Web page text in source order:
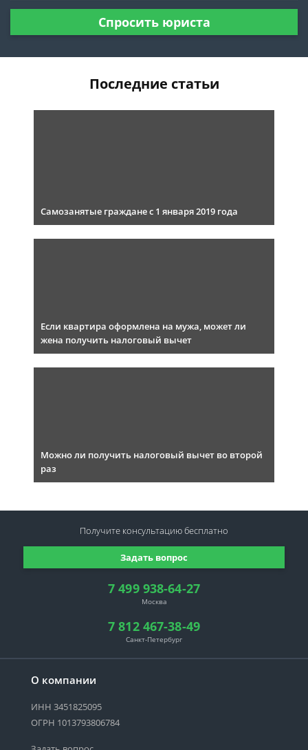
Спросить юриста
Последние статьи
Самозанятые граждане с 1 января 2019 года
Если квартира оформлена на мужа, может ли
жена получить налоговый вычет
Можно ли получить налоговый вычет во второй
раз
О компании
ИНН 3451825095
ОГРН 1013793806784
7 499 938-64-27
Москва
7 812 467-38-49
Санкт-Петербург
Задать вопрос
Получите консультациюбесплатно